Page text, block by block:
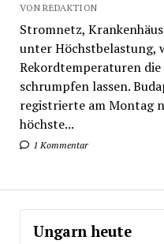
VON REDAKTION
Stromnetz,
unter Höchstbelastung,
Rekordtemperaturen
schrumpfen lassen.
registrierte am Montag
höchste...
1 Kommentar
Ungarn heute